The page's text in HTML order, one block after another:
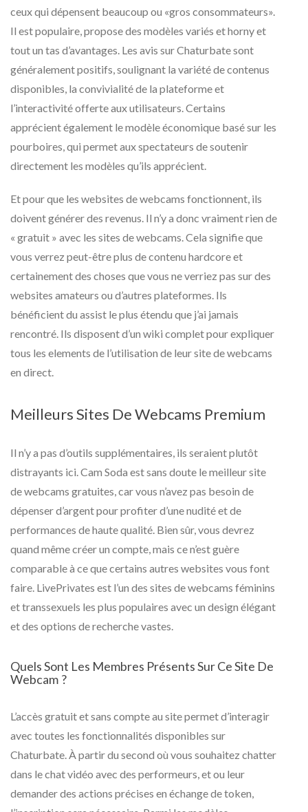
ceux qui dépensent beaucoup ou «gros consommateurs».
Il est populaire, propose des modèles variés et horny et
tout un tas d’avantages. Les avis sur Chaturbate sont
généralement positifs, soulignant la variété de contenus
disponibles, la convivialité de la plateforme et
l’interactivité offerte aux utilisateurs. Certains
apprécient également le modèle économique basé sur les
pourboires, qui permet aux spectateurs de soutenir
directement les modèles qu’ils apprécient.
Et pour que les websites de webcams fonctionnent, ils
doivent générer des revenus. Il n’y a donc vraiment rien de
« gratuit » avec les sites de webcams. Cela signifie que
vous verrez peut-être plus de contenu hardcore et
certainement des choses que vous ne verriez pas sur des
websites amateurs ou d’autres plateformes. Ils
bénéficient du assist le plus étendu que j’ai jamais
rencontré. Ils disposent d’un wiki complet pour expliquer
tous les elements de l’utilisation de leur site de webcams
en direct.
Meilleurs Sites De Webcams Premium
Il n’y a pas d’outils supplémentaires, ils seraient plutôt
distrayants ici. Cam Soda est sans doute le meilleur site
de webcams gratuites, car vous n’avez pas besoin de
dépenser d’argent pour profiter d’une nudité et de
performances de haute qualité. Bien sûr, vous devrez
quand même créer un compte, mais ce n’est guère
comparable à ce que certains autres websites vous font
faire. LivePrivates est l’un des sites de webcams féminins
et transsexuels les plus populaires avec un design élégant
et des options de recherche vastes.
Quels Sont Les Membres Présents Sur Ce Site De
Webcam ?
L’accès gratuit et sans compte au site permet d’interagir
avec toutes les fonctionnalités disponibles sur
Chaturbate. À partir du second où vous souhaitez chatter
dans le chat vidéo avec des performeurs, et ou leur
demander des actions précises en échange de token,